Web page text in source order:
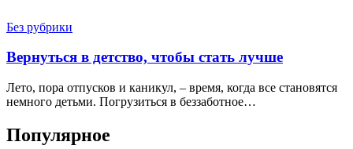
Без рубрики
Вернуться в детство, чтобы стать лучше
Лето, пора отпусков и каникул, – время, когда все становятся
немного детьми. Погрузиться в беззаботное…
Популярное